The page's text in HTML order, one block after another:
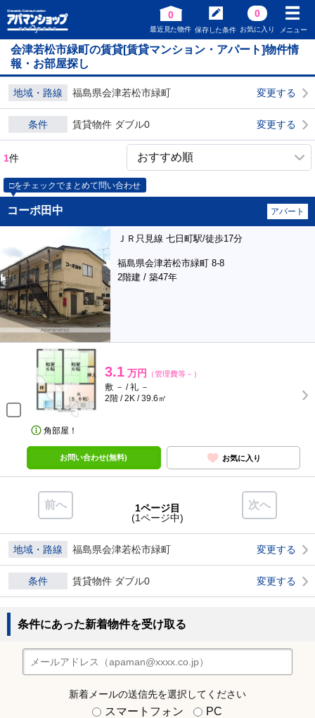
0
最近見た物件 保存した条件
0
お気に入り メニュー
会津若松市緑町の賃貸[賃貸マンション・アパート]物件情
報・お部屋探し
地域・路線 福島県会津若松市緑町 変更する
条件 賃貸物件 ダブル0 変更する
1件
□をチェックでまとめて問い合わせ
コーポ田中 アパート
ＪＲ只見線 七日町駅/徒歩17分
福島県会津若松市緑町 8-8
2階建 / 築47年
3.1 万円 （管理費等－）
敷 － / 礼 －
2階 / 2K / 39.6㎡
角部屋！
お問い合わせ(無料) お気に入り
前へ 次へ
1ページ目
(1ページ中)
地域・路線 福島県会津若松市緑町 変更する
条件 賃貸物件 ダブル0 変更する
条件にあった新着物件を受け取る
新着メールの送信先を選択してください
スマートフォン PC